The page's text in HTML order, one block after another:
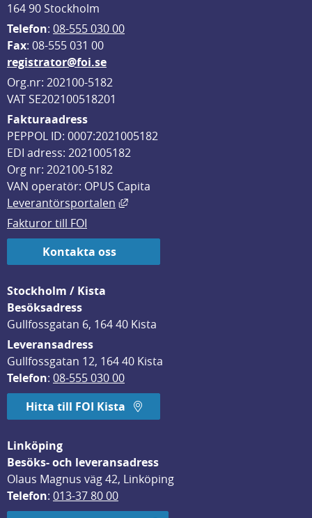
164 90 Stockholm
Telefon: 08-555 030 00
Fax: 08-555 031 00
registrator@foi.se
Org.nr: 202100-5182
VAT SE202100518201
Fakturaadress
PEPPOL ID: 0007:2021005182
EDI adress: 2021005182
Org nr: 202100-5182
VAN operatör: OPUS Capita
Leverantörsportalen
Länk till annan webbplats, öppnas
Fakturor till FOI
Kontakta oss
Stockholm / Kista
Besöksadress
Gullfossgatan 6, 164 40 Kista
Leveransadress
Gullfossgatan 12, 164 40 Kista
Telefon: 08-555 030 00
Hitta till FOI Kista
Linköping
Besöks- och leveransadress
Olaus Magnus väg 42, Linköping
Telefon: 013-37 80 00